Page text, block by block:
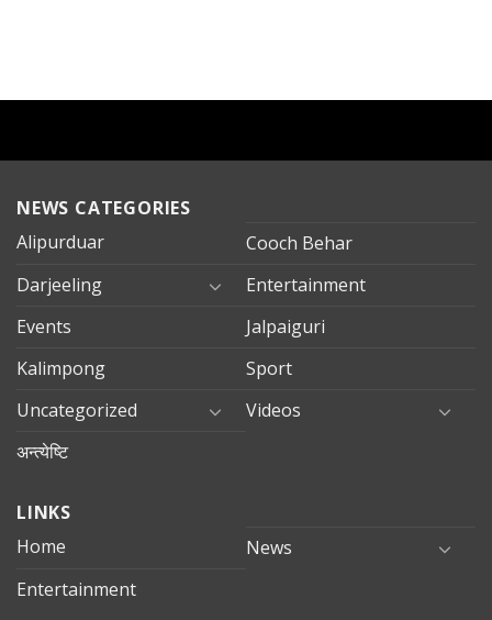
NEWS CATEGORIES
Alipurduar
Cooch Behar
Darjeeling
Entertainment
Events
Jalpaiguri
Kalimpong
Sport
Uncategorized
Videos
अन्त्येष्टि
LINKS
Home
News
Entertainment